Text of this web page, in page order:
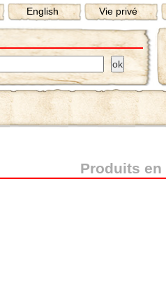
English Vie privé
Produits en